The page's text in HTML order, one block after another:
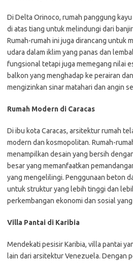
Di Delta Orinoco, rumah panggung
di atas tiang untuk melindungi dari
Rumah-rumah ini juga dirancang untuk
udara dalam iklim yang panas dan
fungsional tetapi juga memegang nilai
balkon yang menghadap ke perairan
mengizinkan sinar matahari dan angin
Rumah Modern di Caracas
Di ibu kota Caracas, arsitektur rumah
modern dan kosmopolitan. Rumah-
menampilkan desain yang bersih
besar yang memanfaatkan
yang mengelilingi. Penggunaan beton
untuk struktur yang lebih tinggi dan
perkembangan ekonomi dan sosial
Villa Pantai di Karibia
Mendekati pesisir Karibia, villa pantai
lain dari arsitektur Venezuela. Dengan